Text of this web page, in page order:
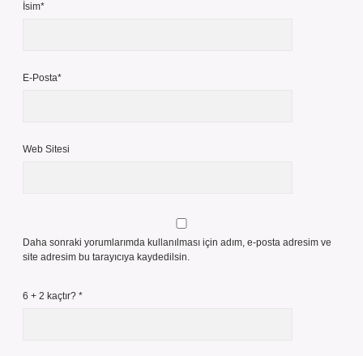
İsim*
E-Posta*
Web Sitesi
Daha sonraki yorumlarımda kullanılması için adım, e-posta adresim ve
site adresim bu tarayıcıya kaydedilsin.
6 + 2 kaçtır? *